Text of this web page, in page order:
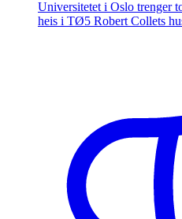
Universitetet i Oslo trenger
heis i TØ5 Robert Collets